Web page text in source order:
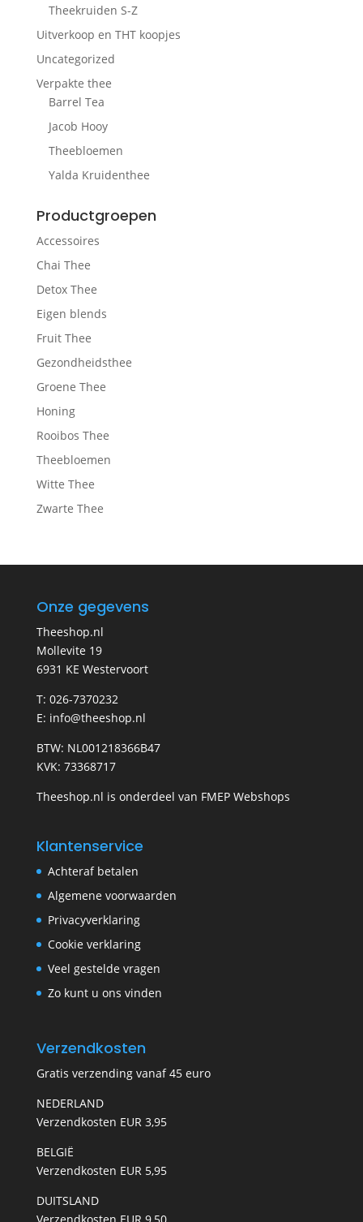
Theekruiden S-Z
Uitverkoop en THT koopjes
Uncategorized
Verpakte thee
Barrel Tea
Jacob Hooy
Theebloemen
Yalda Kruidenthee
Productgroepen
Accessoires
Chai Thee
Detox Thee
Eigen blends
Fruit Thee
Gezondheidsthee
Groene Thee
Honing
Rooibos Thee
Theebloemen
Witte Thee
Zwarte Thee
Onze gegevens
Theeshop.nl
Mollevite 19
6931 KE Westervoort
T: 026-7370232
E: info@theeshop.nl
BTW: NL001218366B47
KVK: 73368717
Theeshop.nl is onderdeel van FMEP Webshops
Klantenservice
Achteraf betalen
Algemene voorwaarden
Privacyverklaring
Cookie verklaring
Veel gestelde vragen
Zo kunt u ons vinden
Verzendkosten
Gratis verzending vanaf 45 euro
NEDERLAND
Verzendkosten EUR 3,95
BELGIË
Verzendkosten EUR 5,95
DUITSLAND